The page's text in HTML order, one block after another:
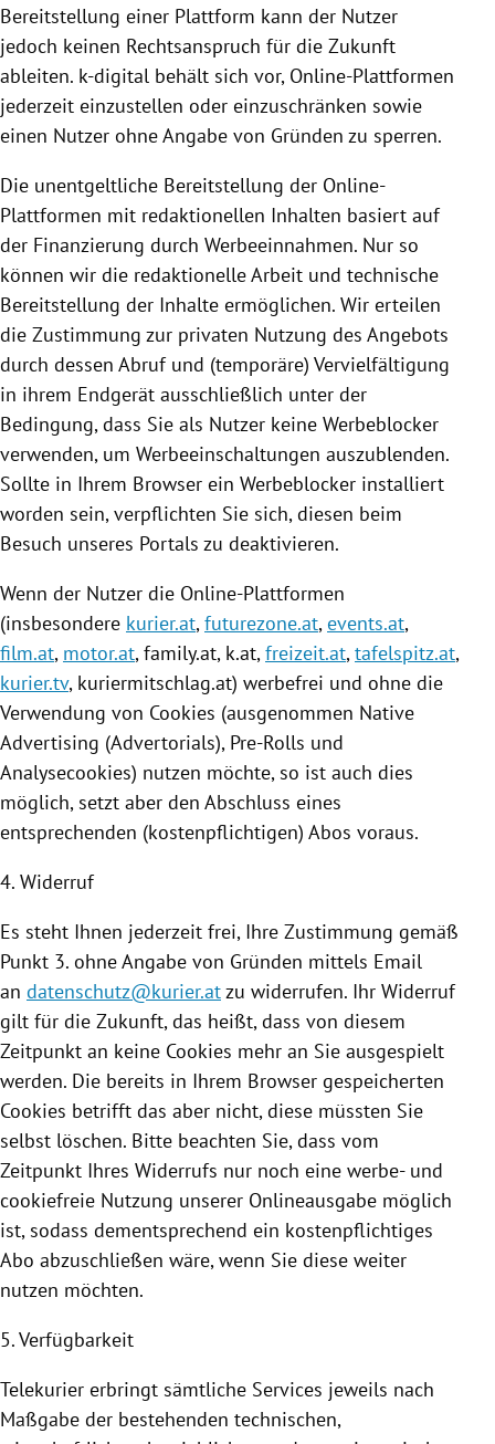
Bereitstellung einer Plattform kann der Nutzer
jedoch keinen Rechts­anspruch für die Zukunft
ableiten. k-digital behält sich vor, Online-Plattformen
jederzeit einzustellen oder einzuschränken sowie
einen Nutzer ohne Angabe von Gründen zu sperren.
Die unentgeltliche Bereitstellung der Online-
Plattformen mit redaktionellen Inhalten basiert auf
der Finanzierung durch Werbeeinnahmen. Nur so
können wir die redaktionelle Arbeit und technische
Bereitstellung der Inhalte ermöglichen. Wir erteilen
die Zustimmung zur privaten Nutzung des Angebots
durch dessen Abruf und (temporäre) Vervielfältigung
in ihrem Endgerät ausschließlich unter der
Bedingung, dass Sie als Nutzer keine Werbeblocker
verwenden, um Werbeeinschaltungen auszublenden.
Sollte in Ihrem Browser ein Werbeblocker installiert
worden sein, verpflichten Sie sich, diesen beim
Besuch unseres Portals zu deaktivieren.
Wenn der Nutzer die Online-Plattformen
(insbesondere kurier.at, futurezone.at, events.at,
film.at, motor.at, family.at, k.at, freizeit.at, tafelspitz.at,
kurier.tv, kuriermitschlag.at) werbefrei und ohne die
Verwendung von Cookies (ausgenommen Native
Advertising (Advertorials), Pre-Rolls und
Analysecookies) nutzen möchte, so ist auch dies
möglich, setzt aber den Abschluss eines
entsprechenden (kostenpflichtigen) Abos voraus.
4. Widerruf
Es steht Ihnen jederzeit frei, Ihre Zustimmung gemäß
Punkt 3. ohne Angabe von Gründen mittels Email
an datenschutz@kurier.atzu widerrufen. Ihr Widerruf
gilt für die Zukunft, das heißt, dass von diesem
Zeitpunkt an keine Cookies mehr an Sie ausgespielt
werden. Die bereits in Ihrem Browser gespeicherten
Cookies betrifft das aber nicht, diese müssten Sie
selbst löschen. Bitte beachten Sie, dass vom
Zeitpunkt Ihres Widerrufs nur noch eine werbe- und
cookiefreie Nutzung unserer Onlineausgabe möglich
ist, sodass dementsprechend ein kostenpflichtiges
Abo abzuschließen wäre, wenn Sie diese weiter
nutzen möchten.
5. Verfügbarkeit
Telekurier erbringt sämtliche Services jeweils nach
Maßgabe der bestehenden technischen,